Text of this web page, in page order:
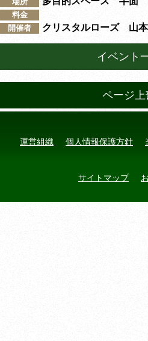
料金
開催者
クリスタルローズ 山本
イベント
ページ上
運営組織 個人情報保護方針
サイトマップ